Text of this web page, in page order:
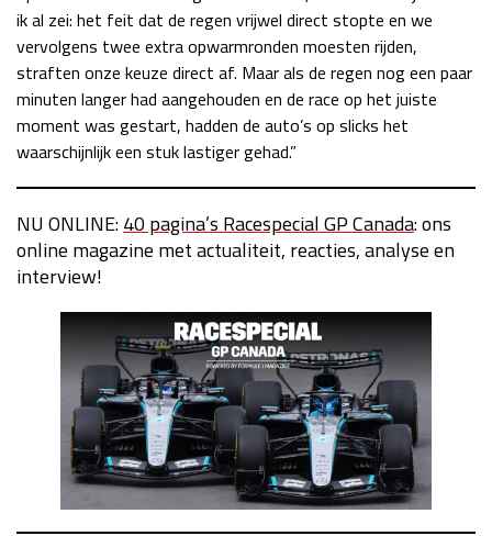
ik al zei: het feit dat de regen vrijwel direct stopte en we
vervolgens twee extra opwarmronden moesten rijden,
straften onze keuze direct af. Maar als de regen nog een paar
minuten langer had aangehouden en de race op het juiste
moment was gestart, hadden de auto’s op slicks het
waarschijnlijk een stuk lastiger gehad.”
NU ONLINE:40 pagina’s Racespecial GPCanada: ons
online magazine met actualiteit, reacties, analyse en
interview!